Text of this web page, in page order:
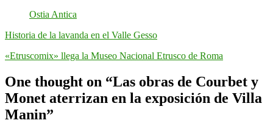
Ostia Antica
Historia de la lavanda en el Valle Gesso
«Etruscomix» llega la Museo Nacional Etrusco de Roma
One thought on “Las obras de Courbet y
Monet aterrizan en la exposición de Villa
Manin”